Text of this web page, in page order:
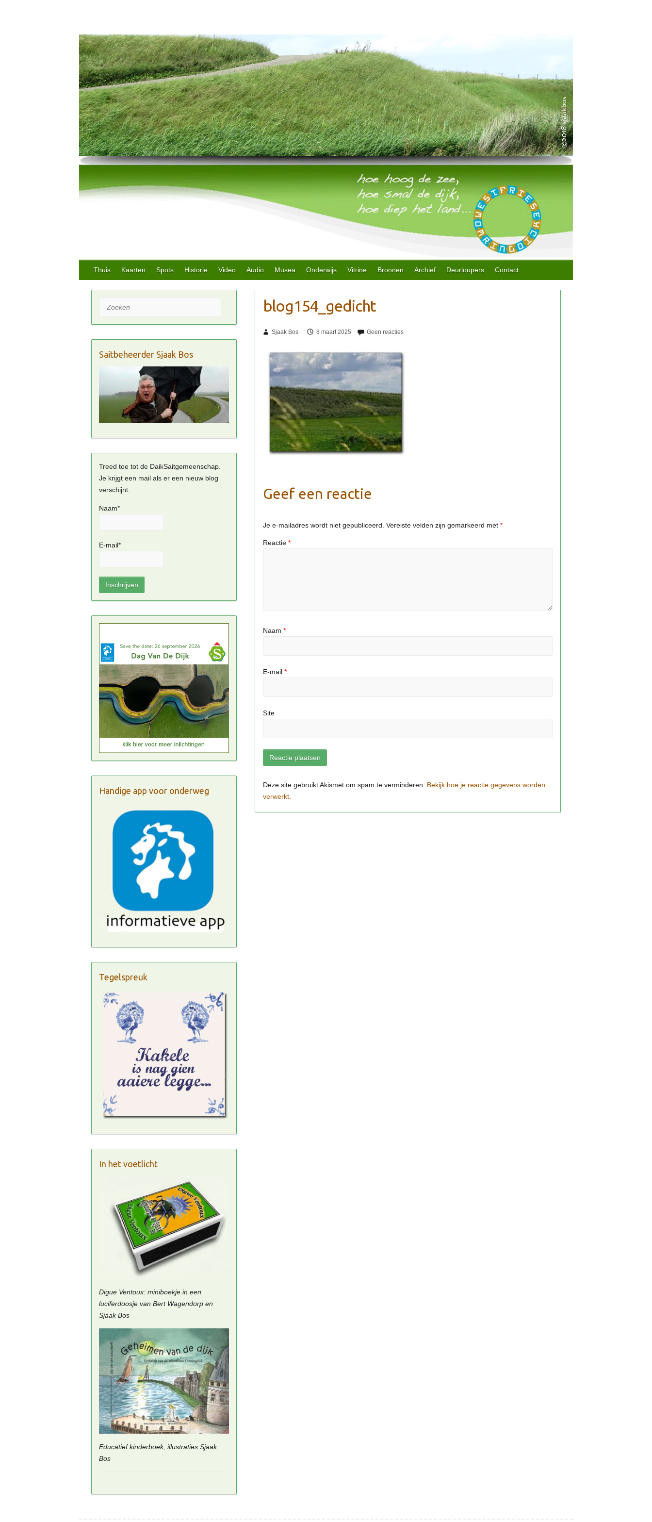
Thuis Kaarten Spots Historie Video Audio Musea Onderwijs Vitrine Bronnen Archief Deurloupers Contact
Sjaak Bos 8 maart 2025
Geef een reactie
Je e-mailadres wordt niet gepubliceerd. Vereiste velden zijn gemarkeerd met *
Reactie *
Naam *
E-mail *
Site
Bekijk hoe je reactie gegevens worden
verwerkt
Zoeken
Saitbeheerder Sjaak Bos
Treed toe tot de DaikSaitgemeenschap.
Je krijgt een mail als er een nieuw blog
verschijnt.
Naam*
E-mail*
Handige app voor onderweg
Tegelspreuk
In het voetlicht
Digue Ventoux: miniboekje in een
luciferdoosje van Bert Wagendorp en
Sjaak Bos
Educatief kinderboek; illustraties Sjaak
Bos